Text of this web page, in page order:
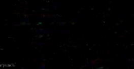
únicas